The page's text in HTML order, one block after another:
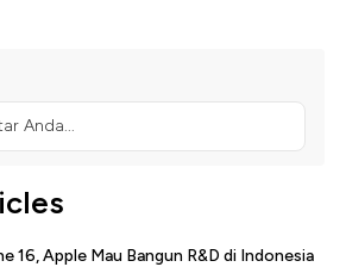
Anda...
16, Apple Mau Bangun R&D di Indonesia